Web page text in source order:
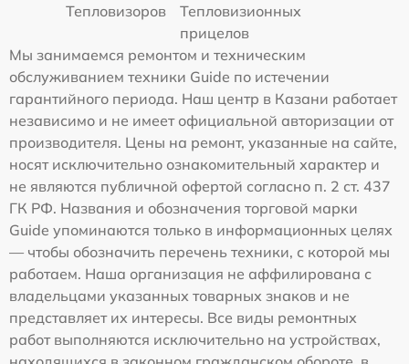
Тепловизоров
Тепловизионных
прицелов
Мы занимаемся ремонтом и техническим
обслуживанием техники Guide по истечении
гарантийного периода. Наш центр в Казани работает
независимо и не имеет официальной авторизации от
производителя. Цены на ремонт, указанные на сайте,
носят исключительно ознакомительный характер и
не являются публичной офертой согласно п. 2 ст. 437
ГК РФ. Названия и обозначения торговой марки
Guide упоминаются только в информационных целях
— чтобы обозначить перечень техники, с которой мы
работаем. Наша организация не аффилирована с
владельцами указанных товарных знаков и не
представляет их интересы. Все виды ремонтных
работ выполняются исключительно на устройствах,